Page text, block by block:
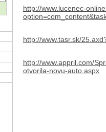
http://www.lucenec-
http://www.tasr.sk/
http://www.appril.com/
otvorila-novu-auto.aspx